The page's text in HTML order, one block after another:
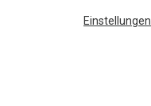
Einstellungen